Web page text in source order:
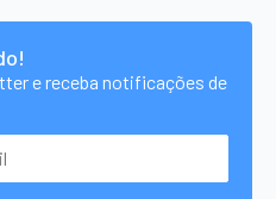
e receba notificações de